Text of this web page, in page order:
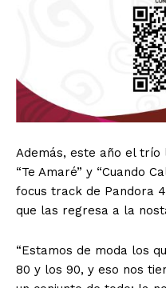
Además, este año el trío
“Te Amaré” y “Cuando
focus track de Pandora
que las regresa a la
“Estamos de moda los
80 y los 90, y eso nos